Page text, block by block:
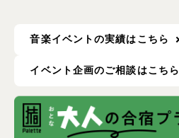
音楽イベントの実績はこちら
イベント企画のご相談はこちら